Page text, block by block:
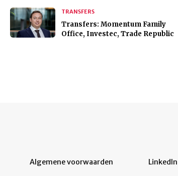
TRANSFERS
Transfers: Momentum Family
Office, Investec, Trade Republic
Algemene voorwaarden LinkedIn